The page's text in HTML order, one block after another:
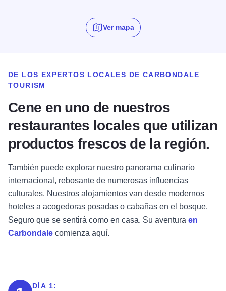
Ver mapa
DE LOS EXPERTOS LOCALES DE CARBONDALE
TOURISM
Cene en uno de nuestros
restaurantes locales que utilizan
productos frescos de la región.
También puede explorar nuestro panorama culinario
internacional, rebosante de numerosas influencias
culturales. Nuestros alojamientos van desde modernos
hoteles a acogedoras posadas o cabañas en el bosque.
Seguro que se sentirá como en casa. Su aventura en
Carbondale comienza aquí.
DÍA 1: